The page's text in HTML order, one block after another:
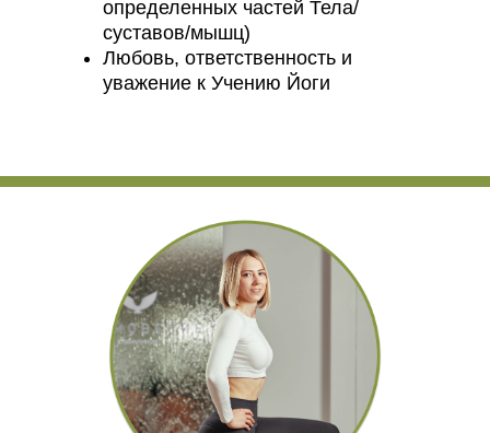
определенных частей Тела/
суставов/мышц)
Любовь, ответственность и
уважение к Учению Йоги